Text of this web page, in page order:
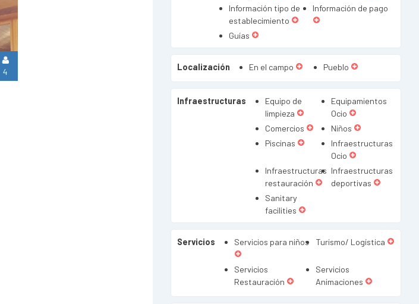
4
Información tipo de
establecimiento
Información de pago
Guías
Localización En el campo Pueblo
Infraestructuras
Equipo de
limpieza
Equipamientos
Ocio
Comercios
Niños
Piscinas
Infraestructuras
Ocio
Infraestructuras
restauración
Infraestructuras
deportivas
Sanitary
facilities
Servicios Servicios para niños Turismo/ Logística
Servicios
Restauración
Servicios
Animaciones